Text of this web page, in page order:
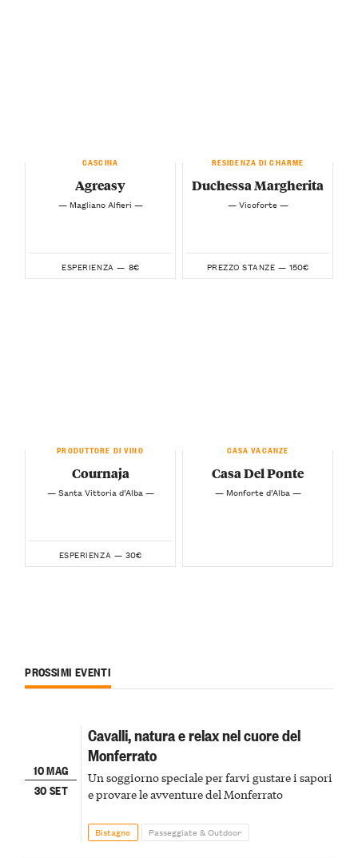
CASCINA
Agreasy
— Magliano Alfieri —
ESPERIENZA — 8€
RESIDENZA DI CHARME
Duchessa Margherita
— Vicoforte —
PREZZO STANZE — 150€
PRODUTTORE DI VINO
Cournaja
— Santa Vittoria d’Alba —
ESPERIENZA — 30€
CASA VACANZE
Casa Del Ponte
— Monforte d’Alba —
PROSSIMI EVENTI
10 MAG
30 SET
Cavalli, natura e relax nel cuore del
Monferrato
Un soggiorno speciale per farvi gustare i sapori
e provare le avventure del Monferrato
Bistagno Passeggiate & Outdoor